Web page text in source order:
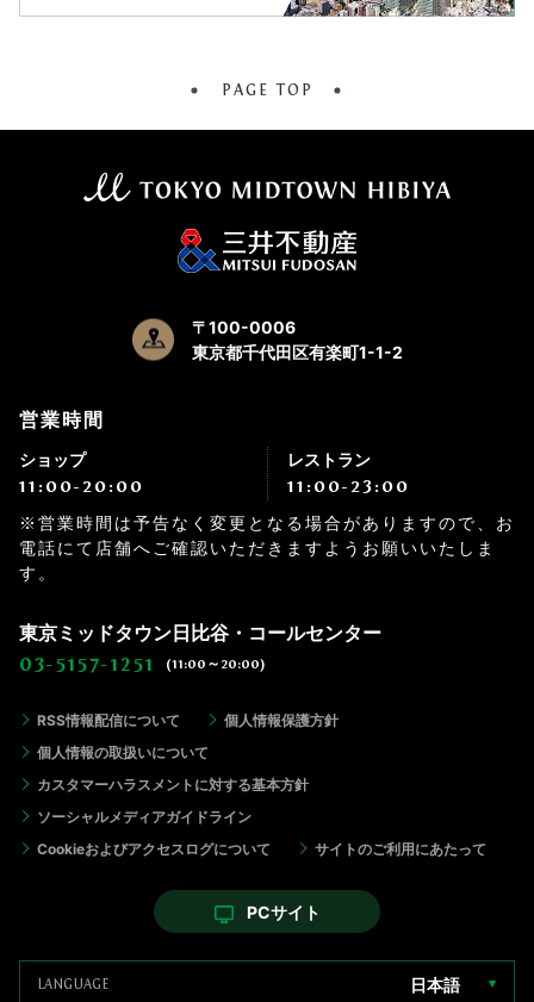
PAGE TOP
〒100-0006
東京都千代田区有楽町1-1-2
営業時間
ショップ
11:00-20:00
レストラン
11:00-23:00
※営業時間は予告なく変更となる場合がありますので、お
電話にて店舗へご確認いただきますようお願いいたしま
す。
東京ミッドタウン日比谷・コールセンター
03-5157-1251 (11:00～20:00)
RSS情報配信について
個人情報保護方針
個人情報の取扱いについて
カスタマーハラスメントに対する基本方針
ソーシャルメディアガイドライン
Cookieおよびアクセスログについて
サイトのご利用にあたって
PCサイト
日本語